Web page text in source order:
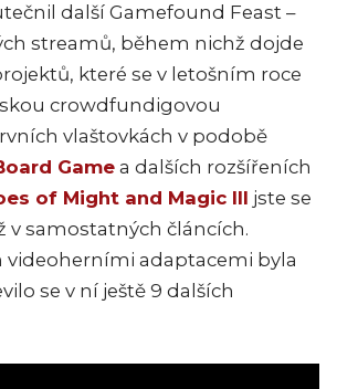
další Gamefound Feast –
streamů, během nichž dojde
které se v letošním roce
crowdfundigovou
vlaštovkách v podobě
Game a dalších rozšířeních
of Might and Magic III jste se
v samostatných článcích.
videoherními adaptacemi byla
se v ní ještě 9 dalších